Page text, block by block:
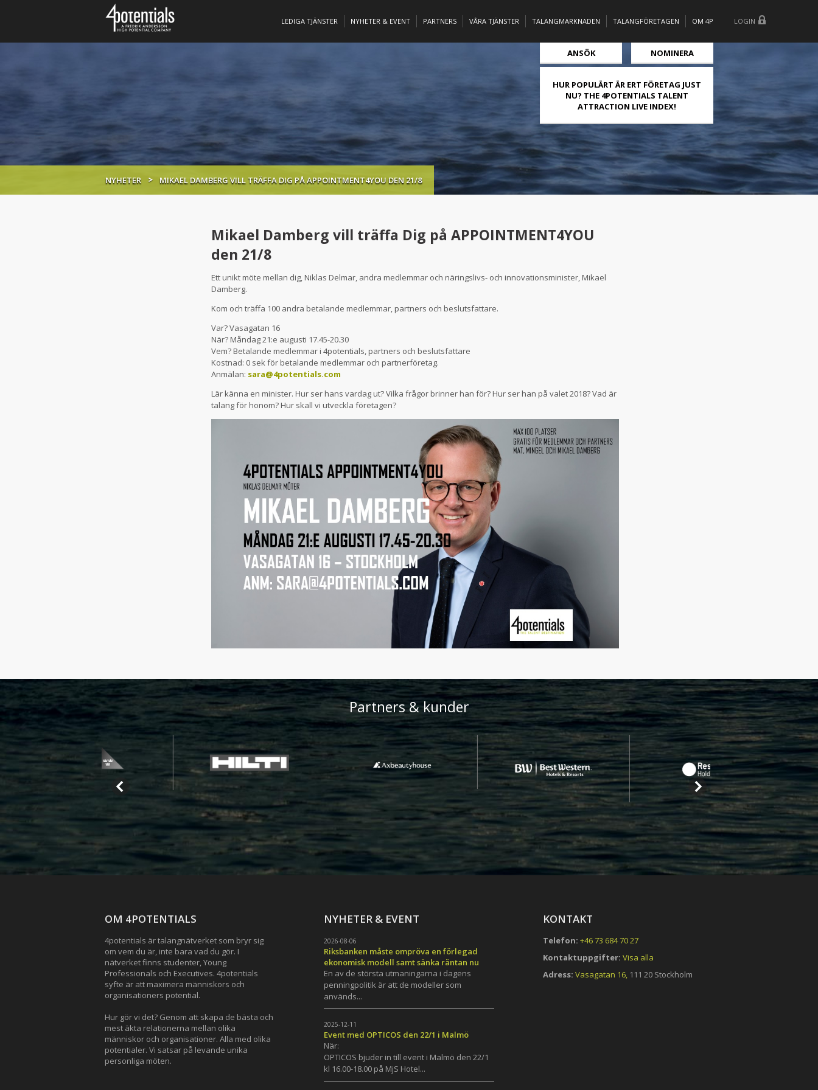
LEDIGA TJÄNSTER NYHETER & EVENT PARTNERS VÅRA TJÄNSTER TALANGMARKNADEN TALANGFÖRETAGEN OM 4P LOGIN
ANSÖK NOMINERA
HUR POPULÄRT ÄR ERT FÖRETAG JUST
NU? THE 4POTENTIALS TALENT
ATTRACTION LIVE INDEX!
NYHETER MIKAEL DAMBERG VILL TRÄFFA DIG PÅ APPOINTMENT4YOU DEN 21/8
Mikael Damberg vill träffa Dig på APPOINTMENT4YOU
den 21/8
Ett unikt möte mellan dig, Niklas Delmar, andra medlemmar och näringslivs- och innovationsminister, Mikael
Damberg.
Kom och träffa 100 andra betalande medlemmar, partners och beslutsfattare.
Var? Vasagatan 16
När? Måndag 21:e augusti 17.45-20.30
Vem? Betalande medlemmar i 4potentials, partners och beslutsfattare
Kostnad: 0 sek för betalande medlemmar och partnerföretag.
Anmälan: sara@4potentials.com
Lär känna en minister. Hur ser hans vardag ut? Vilka frågor brinner han för? Hur ser han på valet 2018? Vad är
talang för honom? Hur skall vi utveckla företagen?
Partners & kunder
OM 4POTENTIALS
4potentials är talangnätverket som bryr sig
om vem du är, inte bara vad du gör. I
nätverket finns studenter, Young
Professionals och Executives. 4potentials
syfte är att maximera människors och
organisationers potential.
Hur gör vi det? Genom att skapa de bästa och
mest äkta relationerna mellan olika
människor och organisationer. Alla med olika
potentialer. Vi satsar på levande unika
personliga möten.
NYHETER & EVENT
2026-08-06
Riksbanken måste ompröva en förlegad
ekonomisk modell samt sänka räntan nu
En av de största utmaningarna i dagens
penningpolitik är att de modeller som
används...
2025-12-11
Event med OPTICOS den 22/1 i Malmö
När:
OPTICOS bjuder in till event i Malmö den 22/1
kl 16.00-18.00 på MjS Hotel...
KONTAKT
Telefon: +46 73 684 70 27
Kontaktuppgifter: Visa alla
Adress: Vasagatan 16, 111 20 Stockholm